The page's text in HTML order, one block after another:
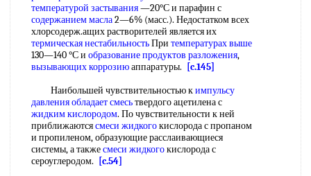
температурой застывания—20°С и парафин с
содержанием масла2—6% (масс.). Недостатком всех
хлорсодерж.ащих растворителей является их
термическая нестабильностьПри температурах выше
130—140 °С и образование продуктов разложения,
вызывающих коррозиюаппаратуры.
[c.145]
Наибольшей чувствительностью кимпульсу
давленияобладает смесьтвердого ацетилена с
жидким кислородом. По чувствительности к ней
приближаютсясмеси жидкогокислорода с пропаном
и пропиленом, образующие расслаивающиеся
системы, а такжесмеси жидкогокислорода с
сероуглеродом.
[c.54]